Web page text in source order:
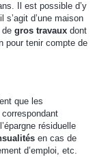
Il est possible d’y
d’une maison
de gros travauxdont
pour tenir compte de
que les
résiduelle
en cas de
d’emploi, etc.